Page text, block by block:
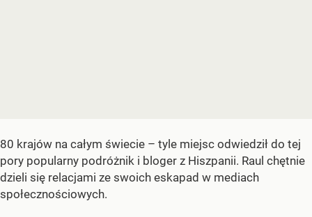
80 krajów na całym świecie – tyle miejsc odwiedził do tej
pory popularny podróżnik i bloger z Hiszpanii. Raul chętnie
dzieli się relacjami ze swoich eskapad w mediach
społecznościowych.